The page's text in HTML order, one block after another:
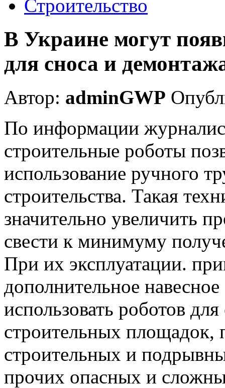
Строительство
В Украине могут
для сноса и
Автор: adminGWP
По информации
строительные роботы
использование ручного
строительства. Такая
значительно увеличить
свести к минимуму
При их эксплуатации.
дополнительное навесное
использовать роботов
строительных площадок,
строительных и
прочих опасных и